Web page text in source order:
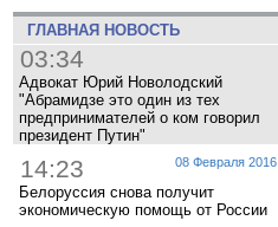
ГЛАВНАЯ НОВОСТЬ
03:34
Адвокат Юрий Новолодский
"Абрамидзе это один из тех
предпринимателей о ком говорил
президент Путин"
08 Февраля 2016
14:23
Белоруссия снова получит
экономическую помощь от России